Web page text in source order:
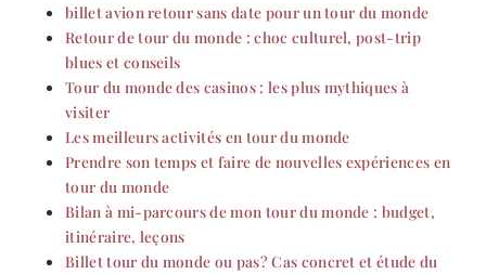
billet avion retour sans date pour un tour du monde
Retour de tour du monde : choc culturel, post-trip
blues et conseils
Tour du monde des casinos : les plus mythiques à
visiter
Les meilleurs activités en tour du monde
Prendre son temps et faire de nouvelles expériences en
tour du monde
Bilan à mi-parcours de mon tour du monde : budget,
itinéraire, leçons
Billet tour du monde ou pas? Cas concret et étude du